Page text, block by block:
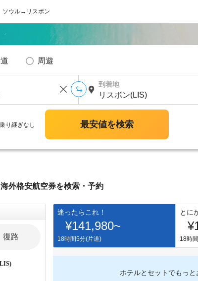
ソウル→リスボン
周遊
到着地
り継ぎなし 最安値を検索
外格安航空券を検索・予約
復路
迷ったらこれ！
¥141,980~
18時間5分(片道)
とに
18時
ホテルとセットでもっと